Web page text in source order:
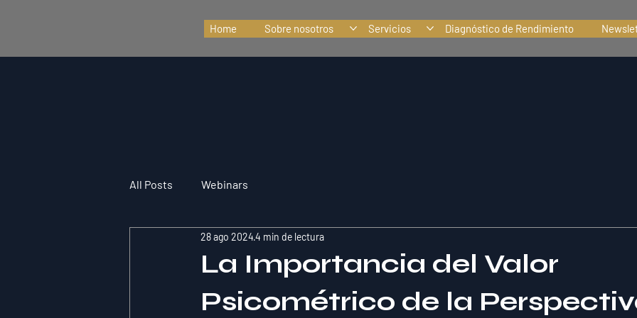
Home Sobre nosotros Servicios Diagnóstico de Rendimiento
All Posts Webinars
La Importancia del Valor
Psicométrico de la
28 ago 20244 min de lectura